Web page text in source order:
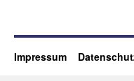
Impressum